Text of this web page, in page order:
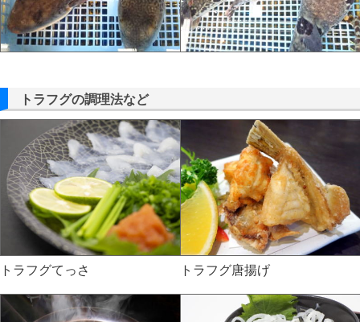
トラフグの調理法など
トラフグてっさ トラフグ唐揚げ